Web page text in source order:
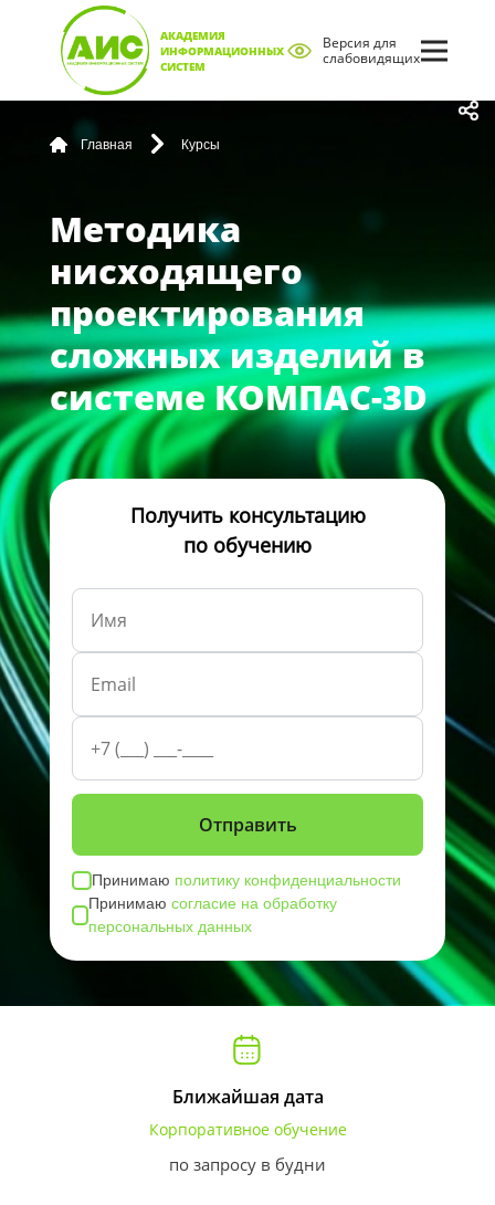
АКАДЕМИЯ
ИНФОРМАЦИОННЫХ
СИСТЕМ
Версия для
слабовидящих
Главная Курсы
Методика
нисходящего
проектирования
сложных изделий в
системе КОМПАС-3D
Получить консультацию
по обучению
Принимаю политику конфиденциальности
Принимаюсогласие на обработку
персональных данных
Ближайшая дата
Корпоративное обучение
по запросу в будни